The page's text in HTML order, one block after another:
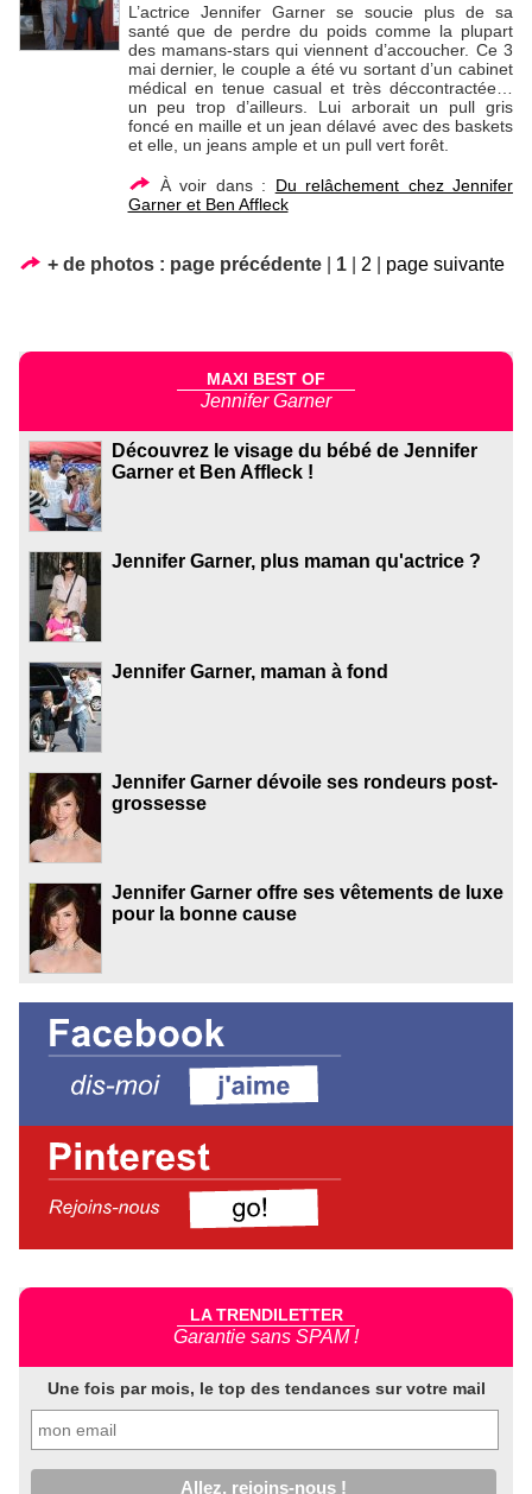
L’actrice Jennifer Garner se soucie plus de sa
santé que de perdre du poids comme la plupart
des mamans-stars qui viennent d’accoucher. Ce 3
mai dernier, le couple a été vu sortant d’un cabinet
médical en tenue casual et très déccontractée…
un peu trop d’ailleurs. Lui arborait un pull gris
foncé en maille et un jean délavé avec des baskets
et elle, un jeans ample et un pull vert forêt.
À voir dans : Du relâchement chez Jennifer
Garner et Ben Affleck
+ de photos : page précédente 1 2 page suivante
MAXI BEST OF
Jennifer Garner
Découvrez le visage du bébé de Jennifer
Garner et Ben Affleck !
Jennifer Garner, plus maman qu'actrice ?
Jennifer Garner, maman à fond
Jennifer Garner dévoile ses rondeurs post-
grossesse
Jennifer Garner offre ses vêtements de luxe
pour la bonne cause
LA TRENDILETTER
Garantie sans SPAM !
Une fois par mois, le top des tendances sur votre mail